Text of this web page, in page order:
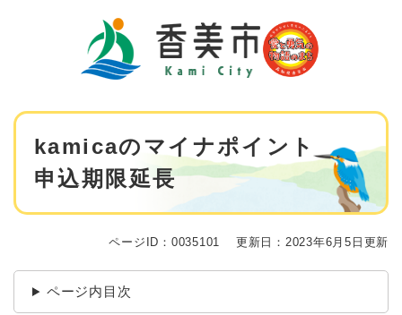
本
kamicaのマイナポイント
申込期限延長
ページID：0035101 更新日：2023年6月5日更新
ページ内目次